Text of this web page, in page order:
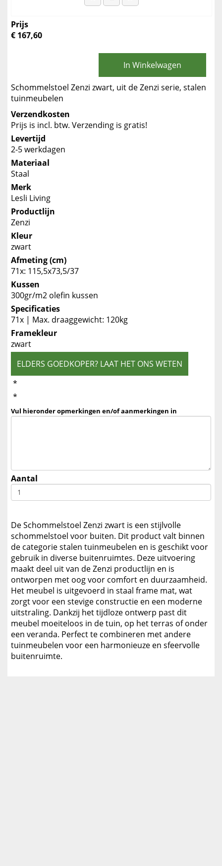
Prijs
€ 167,60
In Winkelwagen
Schommelstoel Zenzi zwart, uit de Zenzi serie, stalen
tuinmeubelen
Verzendkosten
Prijs is incl. btw. Verzending is gratis!
Levertijd
2-5 werkdagen
Materiaal
Staal
Merk
Lesli Living
Productlijn
Zenzi
Kleur
zwart
Afmeting (cm)
71x: 115,5x73,5/37
Kussen
300gr/m2 olefin kussen
Specificaties
71x | Max. draaggewicht: 120kg
Framekleur
zwart
ELDERS GOEDKOPER? LAAT HET ONS WETEN
*
*
Vul hieronder opmerkingen en/of aanmerkingen in
Aantal
De Schommelstoel Zenzi zwart is een stijlvolle
schommelstoel voor buiten. Dit product valt binnen
de categorie stalen tuinmeubelen en is geschikt voor
gebruik in diverse buitenruimtes. Deze uitvoering
maakt deel uit van de Zenzi productlijn en is
ontworpen met oog voor comfort en duurzaamheid.
Het meubel is uitgevoerd in staal frame mat, wat
zorgt voor een stevige constructie en een moderne
uitstraling. Dankzij het tijdloze ontwerp past dit
meubel moeiteloos in de tuin, op het terras of onder
een veranda. Perfect te combineren met andere
tuinmeubelen voor een harmonieuze en sfeervolle
buitenruimte.